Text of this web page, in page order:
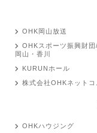
OHK岡山放送
OHKスポーツ振興財団/
岡山・香川
KURUNホール
株式会社OHKネットコ
OHKハウジング